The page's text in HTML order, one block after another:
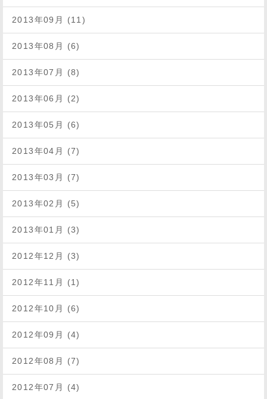
2013年09月 (11)
2013年08月 (6)
2013年07月 (8)
2013年06月 (2)
2013年05月 (6)
2013年04月 (7)
2013年03月 (7)
2013年02月 (5)
2013年01月 (3)
2012年12月 (3)
2012年11月 (1)
2012年10月 (6)
2012年09月 (4)
2012年08月 (7)
2012年07月 (4)